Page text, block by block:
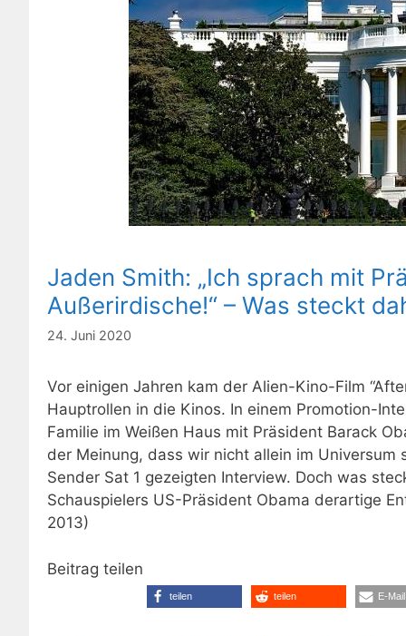
Jaden Smith: „Ich sprach mit
Außerirdische!“ – Was steckt
24. Juni 2020
Vor einigen Jahren kam der Alien-Kino-Film
Hauptrollen in die Kinos. In einem Promotion-
Familie im Weißen Haus mit Präsident Barack
der Meinung, dass wir nicht allein im
Sender Sat 1 gezeigten Interview. Doch was
Schauspielers US-Präsident Obama derartige
2013)
Beitrag teilen
teilen teilen E-Mail